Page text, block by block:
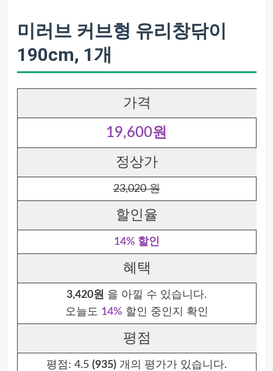
미러브 커브형 유리창닦이
190cm, 1개
가격
19,600원
정상가
23,020 원
할인율
14% 할인
혜택
3,420원 을 아낄 수 있습니다.
오늘도 14% 할인 중인지 확인
평점
평점: 4.5 (935) 개의 평가가 있습니다.